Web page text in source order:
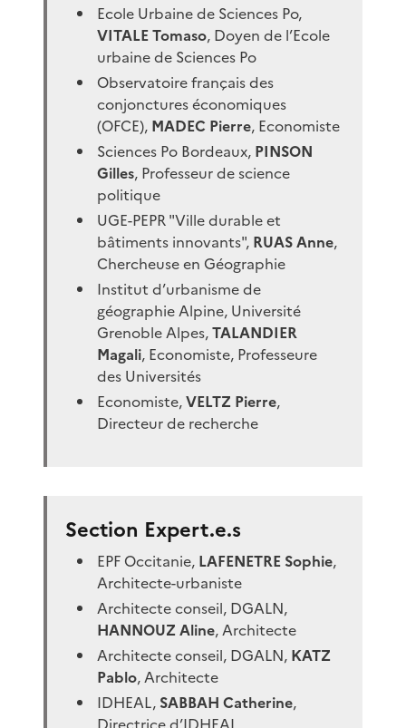
Ecole Urbaine de Sciences Po,
VITALE Tomaso, Doyen de l’Ecole
urbaine de Sciences Po
Observatoire français des
conjonctures économiques
(OFCE), MADEC Pierre, Economiste
Sciences Po Bordeaux, PINSON
Gilles, Professeur de science
politique
UGE-PEPR "Ville durable et
bâtiments innovants", RUAS Anne,
Chercheuse en Géographie
Institut d’urbanisme de
géographie Alpine, Université
Grenoble Alpes,TALANDIER
Magali, Economiste, Professeure
des Universités
Economiste,VELTZ Pierre,
Directeur de recherche
Section Expert.e.s
EPF Occitanie, LAFENETRE Sophie,
Architecte-urbaniste
Architecte conseil, DGALN,
HANNOUZ Aline, Architecte
Architecte conseil, DGALN, KATZ
Pablo, Architecte
IDHEAL, SABBAH Catherine,